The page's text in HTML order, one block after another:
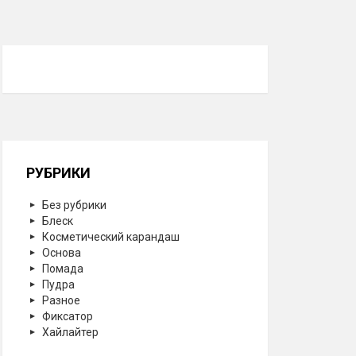
РУБРИКИ
Без рубрики
Блеск
Косметический карандаш
Основа
Помада
Пудра
Разное
Фиксатор
Хайлайтер